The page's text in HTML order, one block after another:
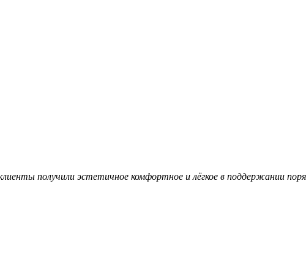
получили эстетичное комфортное и лёгкое в поддержании